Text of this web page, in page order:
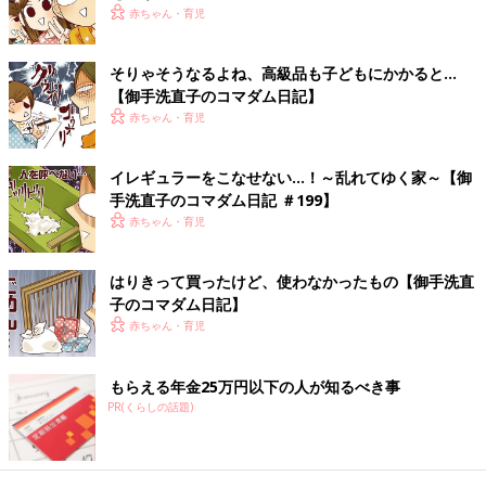
幼すぎて死を理解できない「むすめさん」
――お姉さんが亡くなったことが最終話として収録されています
が、ネームを切るときに悩んだことなどありますか？
御手洗 あったことや感想をそのまま描いたので特にありませ
んが、一応母には相談しました。『あなたに任せるので、あなた
の描きたいように描きなさい』と言ってくれたので、そのままあ
赤ちゃん・育児
そりゃそうなるよね、高級品も子どもにかかると…
【御手洗直子のコマダム日記】
赤ちゃん・育児
イレギュラーをこなせない…！～乱れてゆく家～【御
手洗直子のコマダム日記 ＃199】
赤ちゃん・育児
はりきって買ったけど、使わなかったもの【御手洗直
子のコマダム日記】
赤ちゃん・育児
もらえる年金25万円以下の人が知るべき事
PR(くらしの話題)